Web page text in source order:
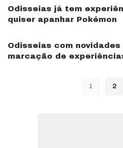
Odisseias já tem
quiser apanhar Pokémon
Odisseias com
marcação de
1 2